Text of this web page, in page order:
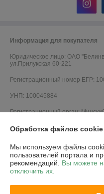
Информация для покупателя
Юридическое лицо: ОАО
ул.Прилукская 60-221
Регистрационный номер ЕГР:
УНП: 100045884
Регистрационный орган:
Дата регистрации компании:
Ссылка на свидетельство/
Ссылка на свидетельство/
Обработка файлов cookie
Мы используем файлы
пользователей портала и
рекомендаций. Вы можете
отключить их.